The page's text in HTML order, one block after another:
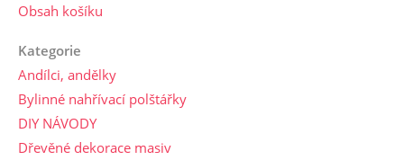
Obsah košíku
Kategorie
Andílci, andělky
Bylinné nahřívací polštářky
DIY NÁVODY
Dřevěné dekorace masiv